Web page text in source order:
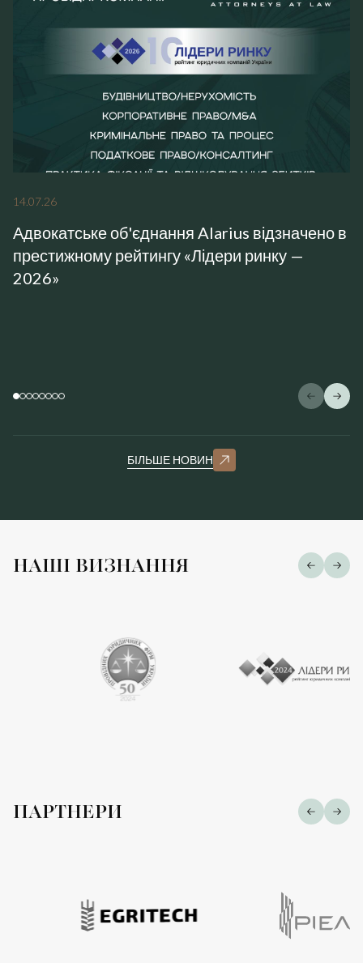
14.07.26
Адвокатське об'єднання Alarius відзначено в
престижному рейтингу «Лідери ринку —
2026»
БІЛЬШЕ НОВИН
НАШІ ВИЗНАННЯ
ПАРТНЕРИ